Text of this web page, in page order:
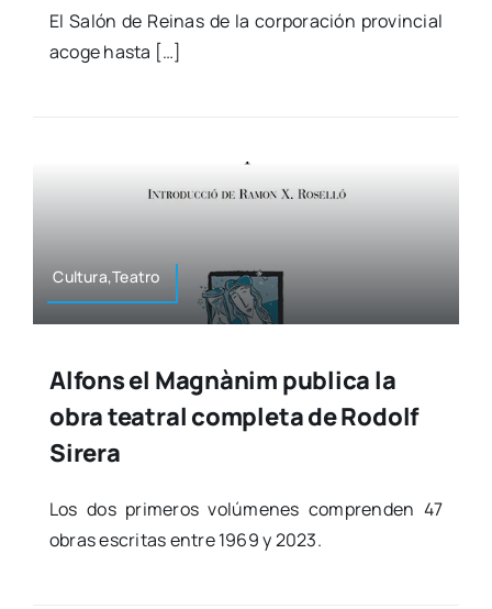
El Salón de Rei­nas de la cor­po­ra­ción pro­vin­cial
aco­ge has­ta […]
Cultura,Teatro
Alfons el Magnànim publica la
obra teatral completa de Rodolf
Sirera
Los dos pri­me­ros volú­me­nes com­pren­den 47
obras escri­tas entre 1969 y 2023.